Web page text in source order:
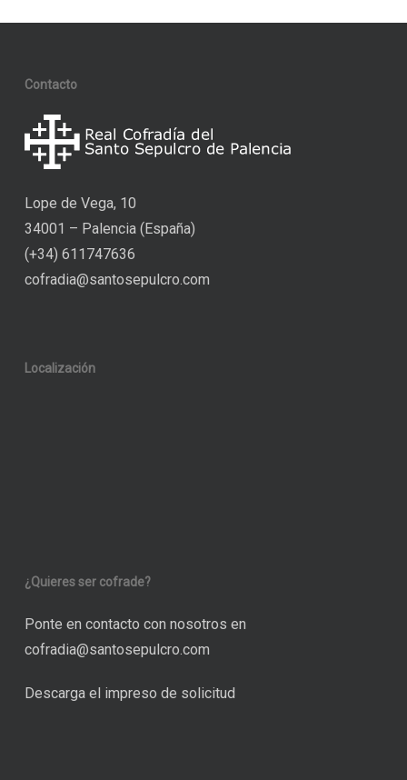
Contacto
Lope de Vega, 10
34001 – Palencia (España)
(+34) 611747636
cofradia@santosepulcro.com
Localización
¿Quieres ser cofrade?
Ponte en contacto con nosotros en
cofradia@santosepulcro.com
Descarga el impreso de solicitud